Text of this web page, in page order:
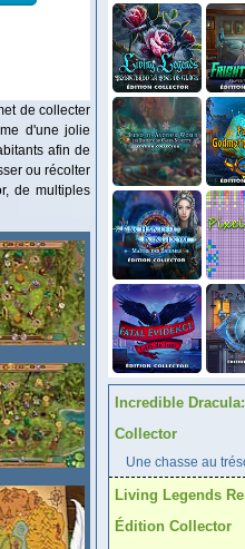
de collecter
d'une jolie
afin de
ou récolter
de multiples
Incredible
Collector
Une chasse au
Living Legends
Édition Collector